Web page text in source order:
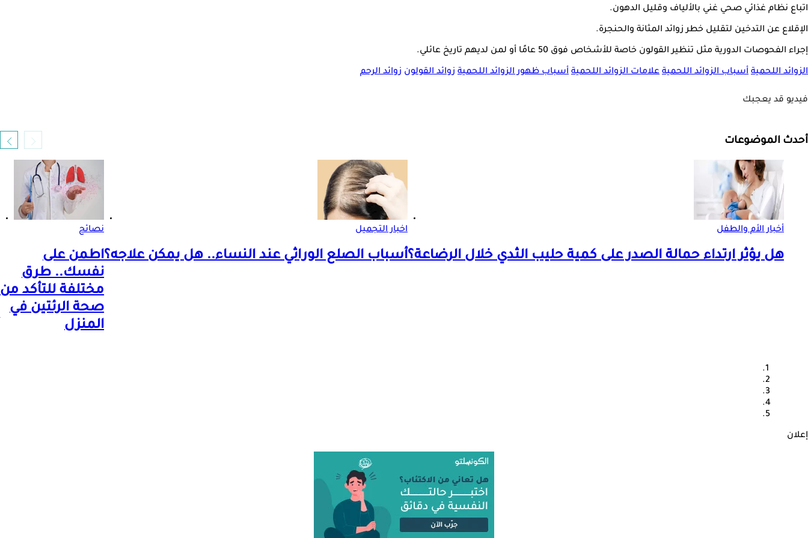
اتباع نظام غذائي صحي غني بالألياف وقليل الدهون.
الإقلاع عن التدخين لتقليل خطر زوائد المثانة والحنجرة.
إجراء الفحوصات الدورية مثل تنظير القولون خاصة للأشخاص فوق 50 عامًا أو لمن لديهم تاريخ عائلي.
الزوائد اللحمية أسباب الزوائد اللحمية علامات الزوائد اللحمية أسباب ظهور الزوائد اللحمية زوائد القولون زوائد الرحم
فيديو قد يعجبك
أحدث الموضوعات
أخبار الأم والطفل
هل يؤثر ارتداء حمالة الصدر على كمية حليب الثدي خلال الرضاعة؟
اخبار التجميل
أسباب الصلع الوراثي عند النساء.. هل يمكن علاجه؟
نصائح
اطمن على
نفسك.. طرق
مختلفة للتأكد من
صحة الرئتين في
المنزل
إعلان